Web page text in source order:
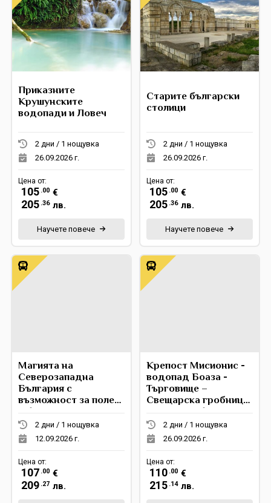
Приказните
Крушунските
водопади и Ловеч
2 дни / 1 нощувка
26.09.2026 г.
Цена от:
105 .00 €
205 .36 лв.
Научете повече
Старите български
столици
2 дни / 1 нощувка
26.09.2026 г.
Цена от:
105 .00 €
205 .36 лв.
Научете повече
Магията на
Северозападна
България с
възможност за полет
с балон
2 дни / 1 нощувка
12.09.2026 г.
Цена от:
107 .00 €
209 .27 лв.
Крепост Мисионис -
водопад Боаза -
Търговище –
Свещарска гробница
- Демир Баба Теке
2 дни / 1 нощувка
26.09.2026 г.
Цена от:
110 .00 €
215 .14 лв.